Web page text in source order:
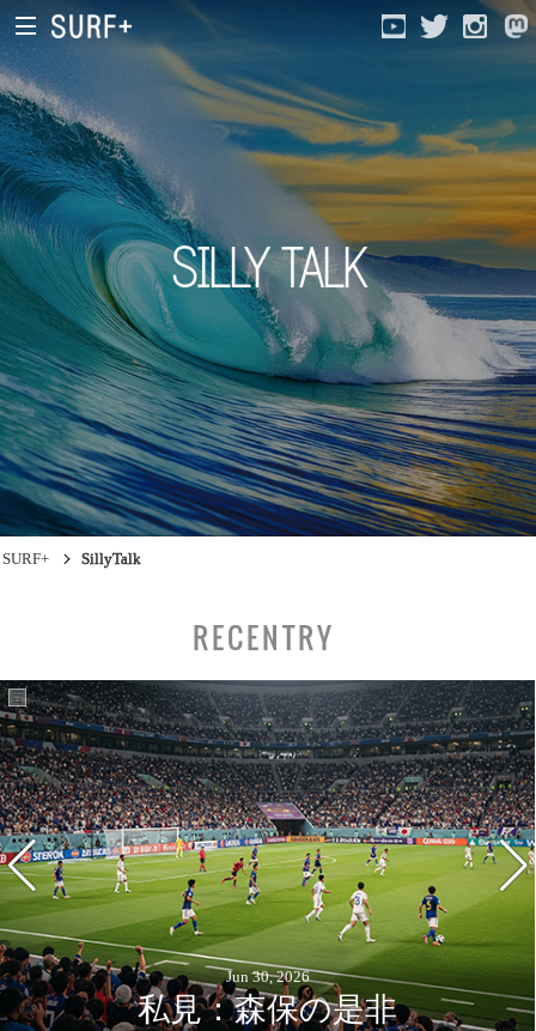
Current Affairs
Life In Surfing
Vibration
Mind
Clips
SILLY TALK
SURF+ SillyTalk
RECENTRY
Jun 30, 2026
私見：森保の是非